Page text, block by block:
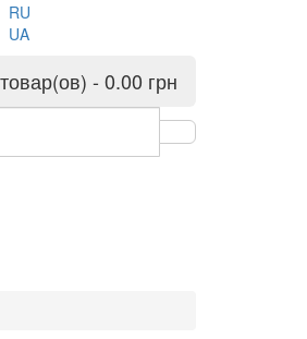
RU
UA
- 0.00 грн